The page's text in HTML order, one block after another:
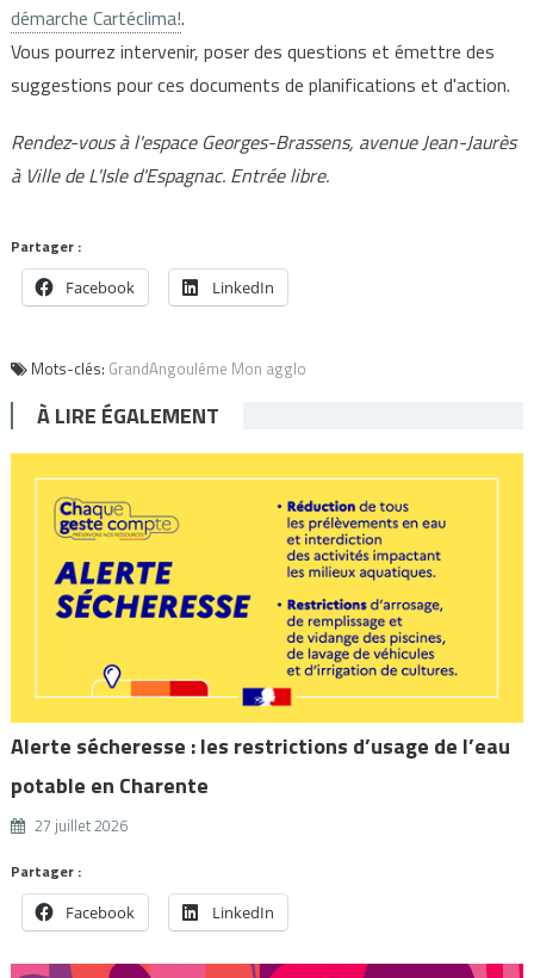
démarche Cartéclima!.
Vous pourrez intervenir, poser des questions et émettre des
suggestions pour ces documents de planifications et d'action.
Rendez-vous à l'espace Georges-Brassens, avenue Jean-Jaurès
à Ville de L'Isle d'Espagnac. Entrée libre.
Partager :
Facebook LinkedIn
Mots-clés: GrandAngoulême Mon agglo
À LIRE ÉGALEMENT
Alerte sécheresse : les restrictions d’usage de l’eau
potable en Charente
27 juillet 2026
Partager :
Facebook LinkedIn